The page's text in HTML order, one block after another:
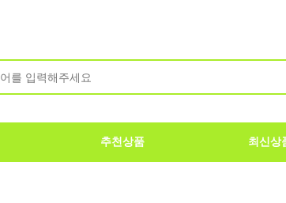
추천상품 최신상